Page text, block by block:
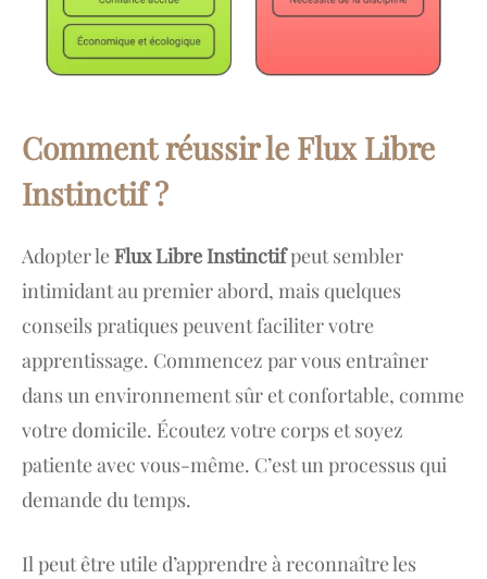
Comment réussir le Flux Libre
Instinctif ?
Adopter leFlux Libre Instinctifpeut sembler
intimidant au premier abord, mais quelques
conseils pratiques peuvent faciliter votre
apprentissage. Commencez par vous entraîner
dans un environnement sûr et confortable, comme
votre domicile. Écoutez votre corps et soyez
patiente avec vous-même. C’est un processus qui
demande du temps.
Il peut être utile d’apprendre à reconnaître les